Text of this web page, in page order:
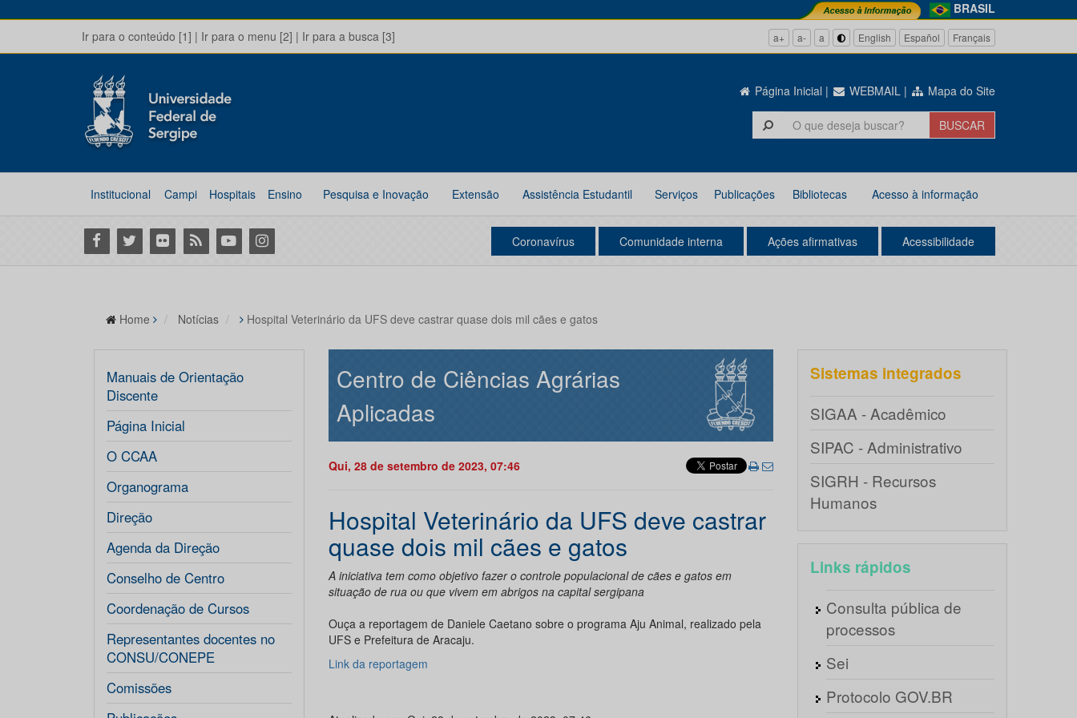
BRASIL
Ir para o conteúdo [1] | Ir para o menu [2] | Ir para a busca [3] a+ a- a English Español Français
Página Inicial | WEBMAIL | Mapa do Site
Institucional Campi Hospitais Ensino Pesquisa e Inovação Extensão Assistência Estudantil Serviços Publicações Bibliotecas Acesso à informação
Facebook
Twitter Flickr RSS YoutubeInstagram Coronavírus Comunidade interna Ações afirmativas Acessibilidade
Home Notícias Hospital Veterinário da UFS deve castrar quase dois mil cães e gatos
Manuais de Orientação
Discente
Página Inicial
O CCAA
Organograma
Direção
Agenda da Direção
Conselho de Centro
Coordenação de Cursos
Representantes docentes no
CONSU/CONEPE
Comissões
Centro de Ciências Agrárias
Aplicadas
Qui, 28 de setembro de 2023, 07:46
Hospital Veterinário da UFS deve castrar
quase dois mil cães e gatos
A iniciativa tem como objetivo fazer o controle populacional de cães e gatos em
situação de rua ou que vivem em abrigos na capital sergipana
Ouça a reportagem de Daniele Caetano sobre o programa Aju Animal, realizado pela
UFS e Prefeitura de Aracaju.
Link da reportagem
Sistemas integrados
SIGAA - Acadêmico
SIPAC - Administrativo
SIGRH - Recursos
Humanos
Links rápidos
Consulta pública de
processos
Sei
Protocolo GOV.BR